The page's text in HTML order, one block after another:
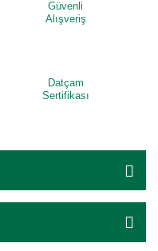
Güvenli
Alışveriş
Datçam
Sertifikası